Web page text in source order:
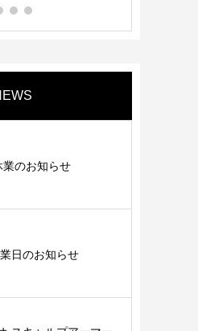
業のお知らせ
日のお知らせ